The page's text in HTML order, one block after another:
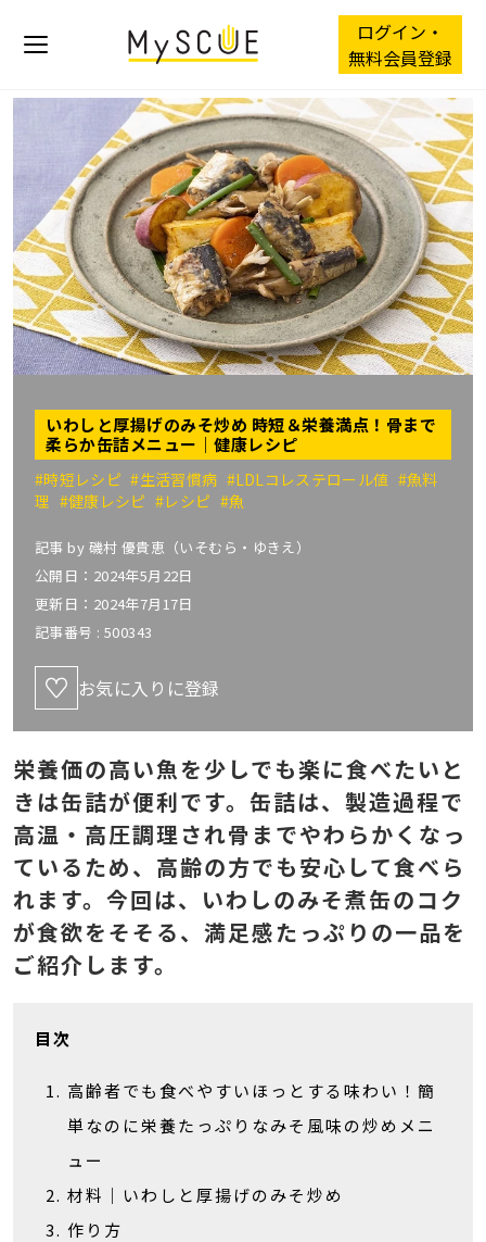
ログイン・
無料会員登録
いわしと厚揚げのみそ炒め 時短＆栄養満点！骨まで
柔らか缶詰メニュー｜健康レシピ
#時短レシピ#生活習慣病 #LDLコレステロール値 #魚料
理 #健康レシピ #レシピ #魚
記事 by 磯村 優貴恵（いそむら・ゆきえ）
公開日：2024年5月22日
更新日：2024年7月17日
記事番号 : 500343
お気に入りに登録
栄養価の高い魚を少しでも楽に食べたいと
きは缶詰が便利です。缶詰は、製造過程で
高温・高圧調理され骨までやわらかくなっ
ているため、高齢の方でも安心して食べら
れます。今回は、いわしのみそ煮缶のコク
が食欲をそそる、満足感たっぷりの一品を
ご紹介します。
目次
高齢者でも食べやすいほっとする味わい！簡
単なのに栄養たっぷりなみそ風味の炒めメニ
ュー
材料｜いわしと厚揚げのみそ炒め
作り方